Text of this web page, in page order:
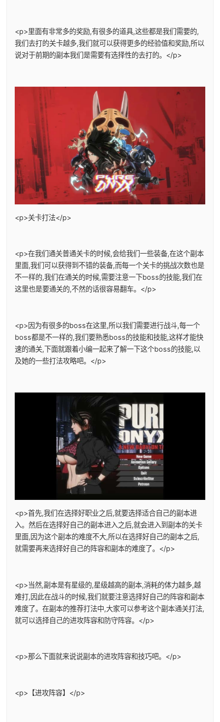
<p>里面有非常多的奖励,有很多的道具,这些都是我们需要的,
我们去打的关卡越多,我们就可以获得更多的经验值和奖励,所以
说对于前期的副本我们是需要有选择性的去打的。</p>
<p>关卡打法</p>
<p>在我们通关普通关卡的时候,会给我们一些装备,在这个副本
里面,我们可以获得到不错的装备,而每一个关卡的挑战次数也是
不一样的,我们在通关的时候,需要注意一下boss的技能,我们在
这里也是要通关的,不然的话很容易翻车。</p>
<p>因为有很多的boss在这里,所以我们需要进行战斗,每一个
boss都是不一样的,我们要熟悉boss的技能和技能,这样才能快
速的通关,下面就跟着小编一起来了解一下这个boss的技能,以
及她的一些打法攻略吧。</p>
<p>首先,我们在选择好职业之后,就要选择适合自己的副本进
入。然后在选择好自己的副本进入之后,就会进入到副本的关卡
里面,因为这个副本的难度不大,所以在选择好自己的副本之后,
就需要再来选择好自己的阵容和副本的难度了。</p>
<p>当然,副本是有星级的,星级越高的副本,消耗的体力越多,越
难打,因此在战斗的时候,我们就要注意选择好自己的阵容和副本
难度了。在副本的推荐打法中,大家可以参考这个副本通关打法,
就可以选择自己的进攻阵容和防守阵容。</p>
<p>那么下面就来说说副本的进攻阵容和技巧吧。</p>
<p>【进攻阵容】</p>